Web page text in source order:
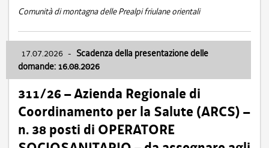
Comunità di montagna delle Prealpi friulane orientali
17.07.2026 - Scadenza della presentazione delle
domande: 16.08.2026
311/26 – Azienda Regionale di
Coordinamento per la Salute (ARCS) –
n. 38 posti di OPERATORE